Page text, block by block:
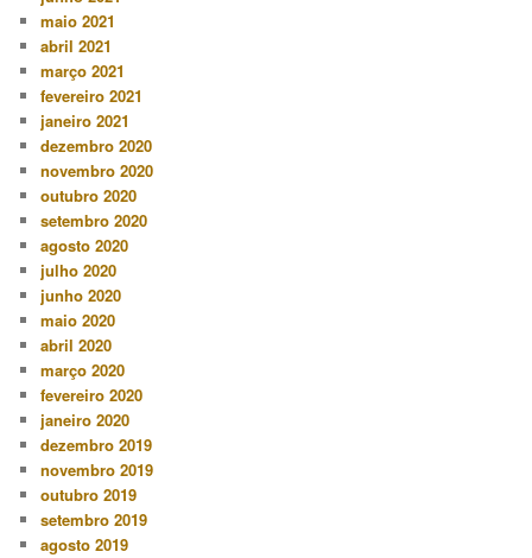
maio 2021
abril 2021
março 2021
fevereiro 2021
janeiro 2021
dezembro 2020
novembro 2020
outubro 2020
setembro 2020
agosto 2020
julho 2020
junho 2020
maio 2020
abril 2020
março 2020
fevereiro 2020
janeiro 2020
dezembro 2019
novembro 2019
outubro 2019
setembro 2019
agosto 2019